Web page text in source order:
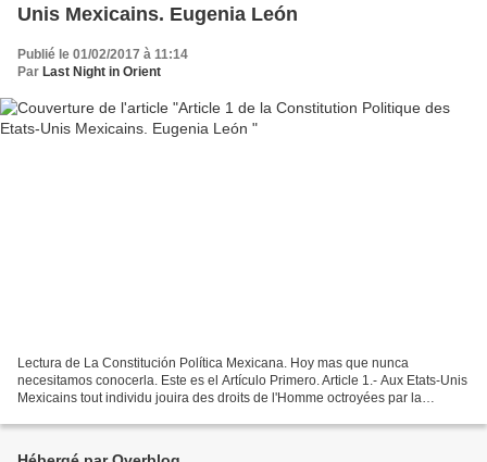
Unis Mexicains. Eugenia León
Publié le 01/02/2017 à 11:14
Par Last Night in Orient
Lectura de La Constitución Política Mexicana. Hoy mas que nunca
necesitamos conocerla. Este es el Artículo Primero. Article 1.- Aux Etats-Unis
Mexicains tout individu jouira des droits de l'Homme octroyées par la